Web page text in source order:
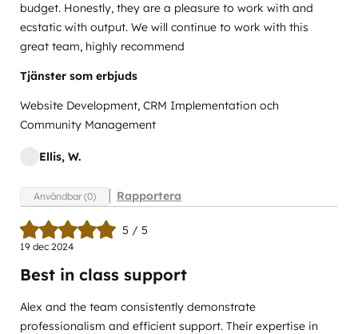
budget. Honestly, they are a pleasure to work with and
ecstatic with output. We will continue to work with this
great team, highly recommend
Tjänster som erbjuds
Website Development, CRM Implementation och
Community Management
Ellis, W.
Användbar (0) Rapportera
5 / 5
19 dec 2024
Best in class support
Alex and the team consistently demonstrate
professionalism and efficient support. Their expertise in